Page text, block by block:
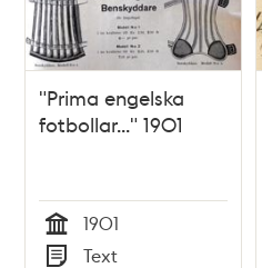
"Prima engelska
fotbollar..." 1901
Tid
1901
Text